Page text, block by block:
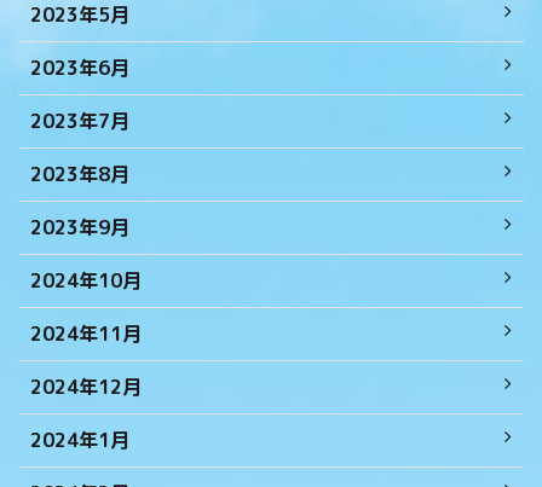
2023年5月
2023年6月
2023年7月
2023年8月
2023年9月
2024年10月
2024年11月
2024年12月
2024年1月